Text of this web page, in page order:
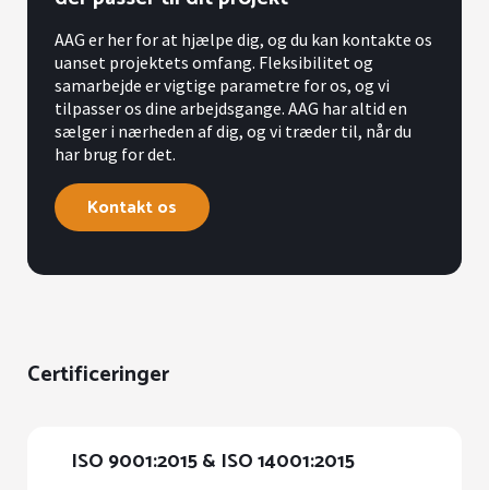
AAG er her for at hjælpe dig, og du kan kontakte os
uanset projektets omfang. Fleksibilitet og
samarbejde er vigtige parametre for os, og vi
tilpasser os dine arbejdsgange. AAG har altid en
sælger i nærheden af dig, og vi træder til, når du
har brug for det.
Kontakt os
Certificeringer
ISO 9001:2015 & ISO 14001:2015